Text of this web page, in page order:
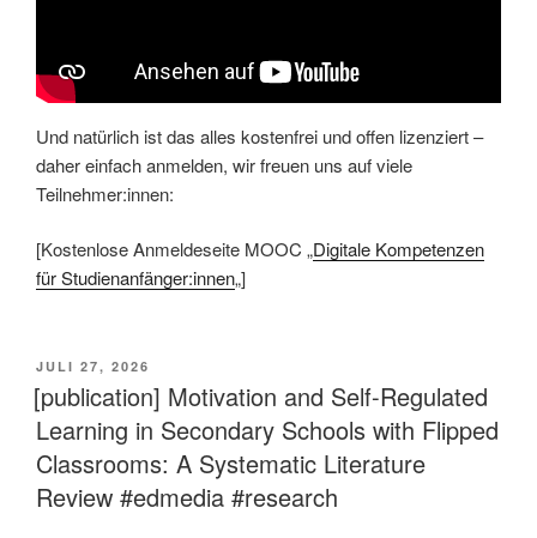
Und natürlich ist das alles kostenfrei und offen lizenziert –
daher einfach anmelden, wir freuen uns auf viele
Teilnehmer:innen:
[Kostenlose Anmeldeseite MOOC „Digitale Kompetenzen
für Studienanfänger:innen„]
VERÖFFENTLICHT
AM
JULI 27, 2026
[publication] Motivation and Self-Regulated
Learning in Secondary Schools with Flipped
Classrooms: A Systematic Literature
Review #edmedia #research